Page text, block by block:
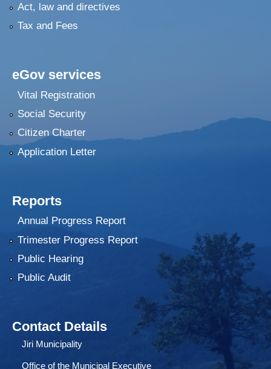
Act, law and directives
Tax and Fees
eGov services
Vital Registration
Social Security
Citizen Charter
Application Letter
Reports
Annual Progress Report
Trimester Progress Report
Public Hearing
Public Audit
Contact Details
Jiri Municipality
Office of the Municipal Executive